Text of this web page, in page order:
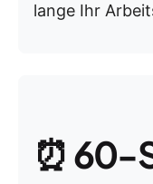
lange Ihr
⏰60-